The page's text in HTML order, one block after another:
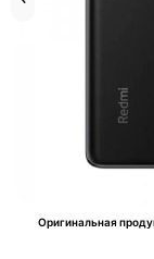
Оригинальная